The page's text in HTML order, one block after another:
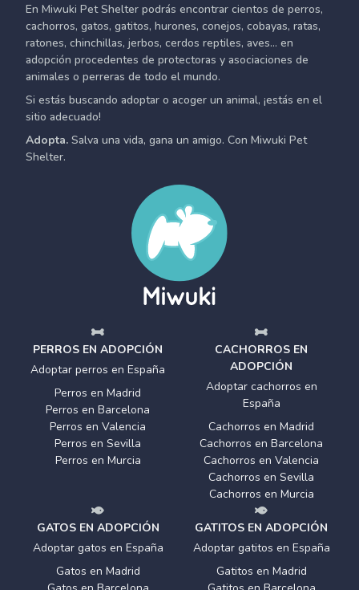
En Miwuki Pet Shelter podrás encontrar cientos de perros,
cachorros, gatos, gatitos, hurones, conejos, cobayas, ratas,
ratones, chinchillas, jerbos, cerdos reptiles, aves... en
adopción procedentes de protectoras y asociaciones de
animales o perreras de todo el mundo.
Si estás buscando adoptar o acoger un animal, ¡estás en el
sitio adecuado!
Adopta. Salva una vida, gana un amigo. Con Miwuki Pet
Shelter.
PERROS EN ADOPCIÓN
Adoptar perros en España
Perros en Madrid
Perros en Barcelona
Perros en Valencia
Perros en Sevilla
Perros en Murcia
CACHORROS EN
ADOPCIÓN
Adoptar cachorros en
España
Cachorros en Madrid
Cachorros en Barcelona
Cachorros en Valencia
Cachorros en Sevilla
Cachorros en Murcia
GATOS EN ADOPCIÓN
Adoptar gatos en España
Gatos en Madrid
GATITOS EN ADOPCIÓN
Adoptar gatitos en España
Gatitos en Madrid